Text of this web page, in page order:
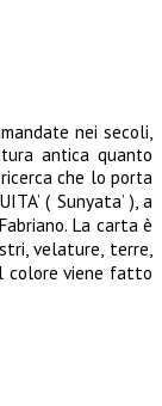
nei secoli,
antica quanto
che lo porta
( Sunyata’ ), a
La carta è
velature, terre,
colore viene fatto